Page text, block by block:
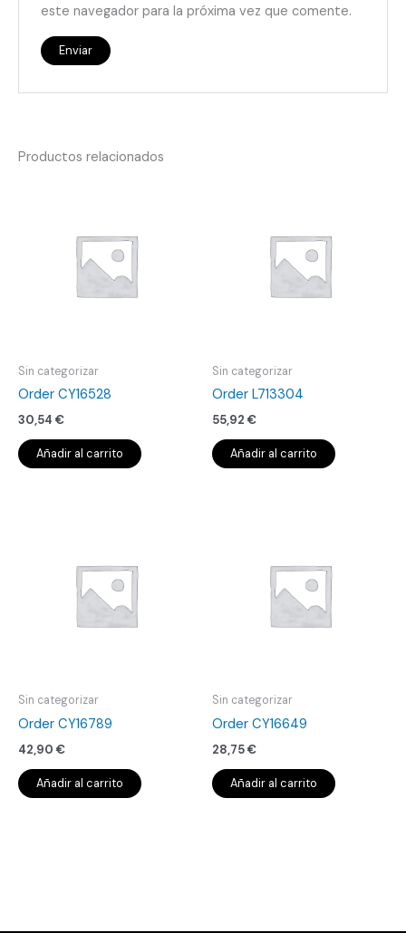
este navegador para la próxima vez que comente.
Productos relacionados
Sin categorizar
Order CY16528
30,54 €
Añadir al carrito
Sin categorizar
Order L713304
55,92 €
Añadir al carrito
Sin categorizar
Order CY16789
42,90 €
Añadir al carrito
Sin categorizar
Order CY16649
28,75€
Añadir al carrito